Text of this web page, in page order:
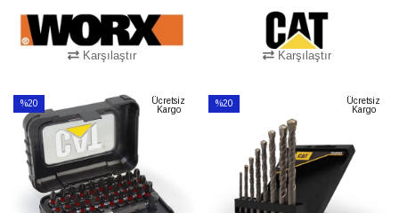
Karşılaştır Karşılaştır
%20
İndirim
%20İndirim
Ücretsiz
Kargo
%20
Ücretsiz
Kargo